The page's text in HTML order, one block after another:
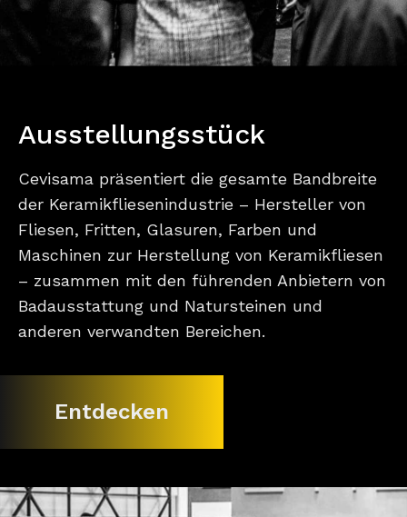
Ausstellungsstück
Cevisama präsentiert die gesamte Bandbreite
der Keramikfliesenindustrie – Hersteller von
Fliesen, Fritten, Glasuren, Farben und
Maschinen zur Herstellung von Keramikfliesen
– zusammen mit den führenden Anbietern von
Badausstattung und Natursteinen und
anderen verwandten Bereichen.
Entdecken